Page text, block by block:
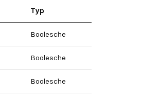
Typ
Boolesche
Boolesche
Boolesche